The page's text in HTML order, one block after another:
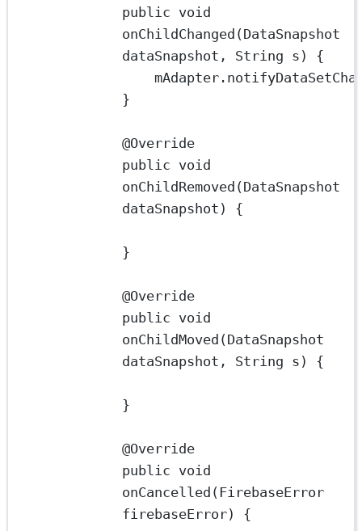
public void
onChildChanged
dataSnapshot , String s ) {
mAdapter.
}
@Override
public void
onChildRemoved
dataSnapshot ) {
}
@Override
public void
onChildMoved
dataSnapshot , String s ) {
}
@Override
public void
onCancelled
firebaseError) {